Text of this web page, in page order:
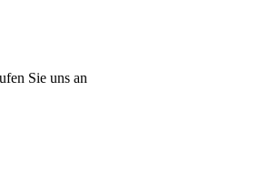
Sie uns an